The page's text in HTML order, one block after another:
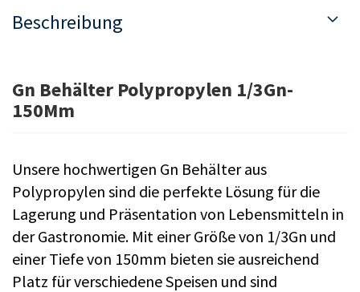
Beschreibung
Gn Behälter Polypropylen 1/3Gn-
150Mm
Unsere hochwertigen Gn Behälter aus
Polypropylen sind die perfekte Lösung für die
Lagerung und Präsentation von Lebensmitteln in
der Gastronomie. Mit einer Größe von 1/3Gn und
einer Tiefe von 150mm bieten sie ausreichend
Platz für verschiedene Speisen und sind